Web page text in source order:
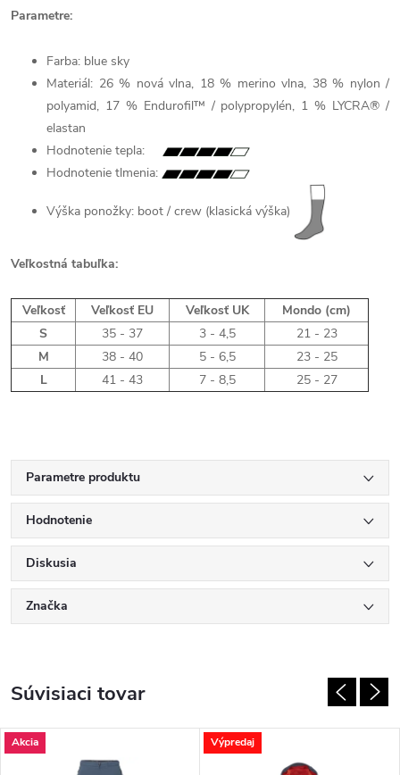
Parametre:
Farba: blue sky
Materiál: 26 % nová vlna, 18 % merino vlna, 38 % nylon /
polyamid, 17 % Endurofil™ / polypropylén, 1 % LYCRA® /
elastan
Hodnotenie tepla:
Hodnotenie tlmenia:
Výška ponožky: boot / crew (klasická výška)
Veľkostná tabuľka:
Veľkosť Veľkosť EU Veľkosť UK
Mondo (cm)
S
35 - 37 3 - 4,5
21 - 23
M
38 - 40 5 - 6,5
23 - 25
L
41 - 43 7 - 8,5 25 - 27
Parametre produktu
Hodnotenie
Diskusia
Značka
Súvisiaci tovar
Akcia Výpredaj